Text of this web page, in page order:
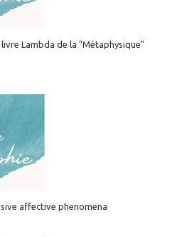
livre Lambda de la "Métaphysique"
affective phenomena